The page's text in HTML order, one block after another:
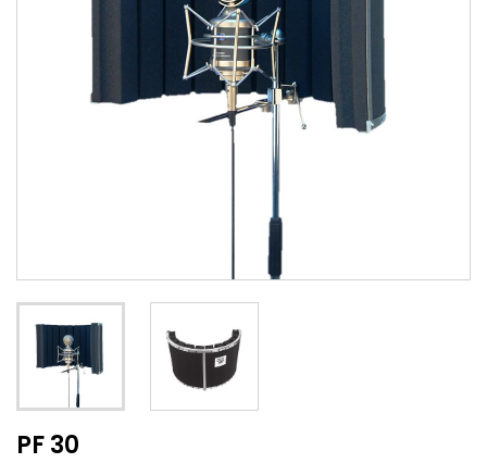
PF 30